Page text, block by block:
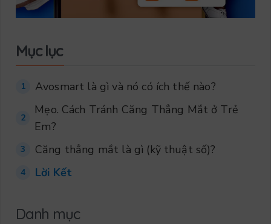
Mục lục
1 Avosmart là gì và nó có ích thế nào?
2
Mẹo. Cách Tránh Căng Thẳng Mắt ở Trẻ
Em?
3 Căng thẳng mắt là gì (kỹ thuật số)?
4 Lời Kết
Danh mục